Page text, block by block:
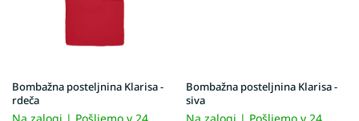
Bombažna posteljnina Klarisa -
rdeča
Bombažna posteljnina Klarisa -
siva